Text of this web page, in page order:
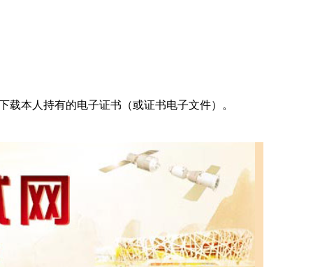
本人持有的电子证书（或证书电子文件）。